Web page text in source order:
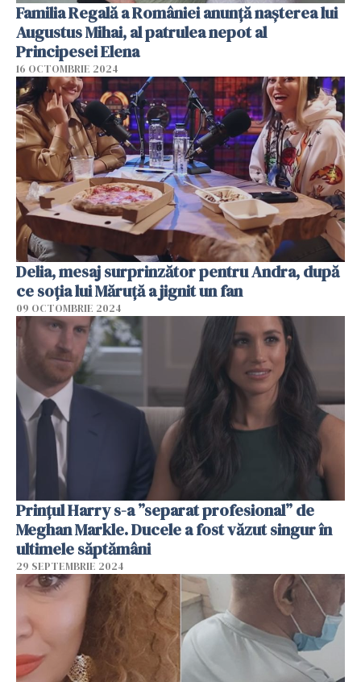
Familia Regală a României anunță nașterea lui
Augustus Mihai, al patrulea nepot al
Principesei Elena
16 OCTOMBRIE 2024
Delia, mesaj surprinzător pentru Andra, după
ce soția lui Măruță a jignit un fan
09 OCTOMBRIE 2024
Prințul Harry s-a ”separat profesional” de
Meghan Markle. Ducele a fost văzut singur în
ultimele săptămâni
29 SEPTEMBRIE 2024